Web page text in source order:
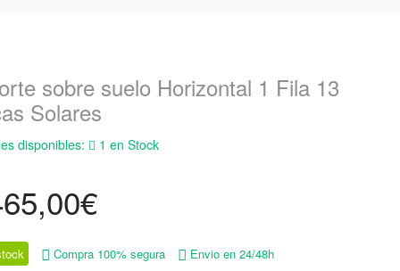
sobre suelo Horizontal 1 Fila 13
Solares
disponibles: 1 en Stock
€
Compra 100% segura Envio en 24/48h